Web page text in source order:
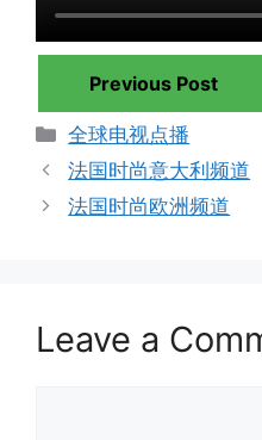
Previous Post
Categories
全球电视点播
法国时尚意大利频道
法国时尚欧洲频道
Leave a